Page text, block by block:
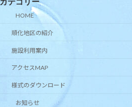
HOME
順化地区の紹介
施設利用案内
アクセスMAP
様式のダウンロード
お知らせ